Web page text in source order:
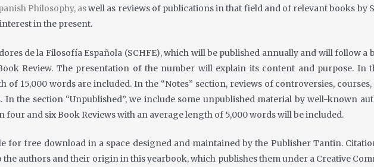
Philosophy, aswell as reviews of publications in that field and of relevant books by
interest in the present.
de la Filosofía Española (SCHFE), which will be published annually and will follow a
Review. The presentation of the number will explain its content and purpose. In
of 15,000 words are included. In the “Notes” section, reviews of controversies,
the section “Unpublished”, we include some unpublished material by well-known
four and six Book Reviewswith an average length of 5,000 words will be included.
for free download in a space designed and maintained by the Publisher Tantin.
the authors and their origin in this yearbook, which publishes them under a Creative